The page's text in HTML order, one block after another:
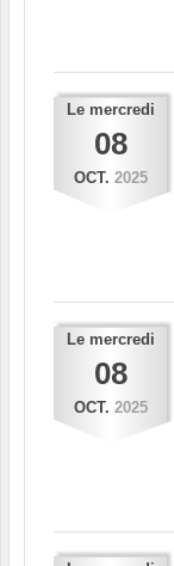
Le mercredi
08
OCT. 2025
Le mercredi
08
OCT. 2025